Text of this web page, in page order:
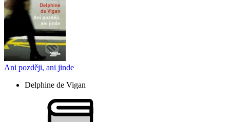
Ani později, ani jinde
Delphine de Vigan